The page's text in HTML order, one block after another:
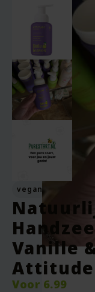
vegan
Vanille
Attitude
Voor 6.99